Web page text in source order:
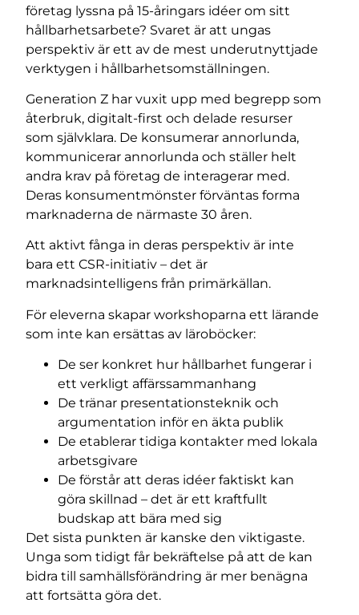
företag lyssna på 15-åringars idéer om sitt
hållbarhetsarbete? Svaret är att ungas
perspektiv är ett av de mest underutnyttjade
verktygen i hållbarhetsomställningen.
Generation Z har vuxit upp med begrepp som
återbruk, digitalt-first och delade resurser
som självklara. De konsumerar annorlunda,
kommunicerar annorlunda och ställer helt
andra krav på företag de interagerar med.
Deras konsumentmönster förväntas forma
marknaderna de närmaste 30 åren.
Att aktivt fånga in deras perspektiv är inte
bara ett CSR-initiativ – det är
marknadsintelligens från primärkällan.
För eleverna skapar workshoparna ett lärande
som inte kan ersättas av läroböcker:
De ser konkret hur hållbarhet fungerar i
ett verkligt affärssammanhang
De tränar presentationsteknik och
argumentation inför en äkta publik
De etablerar tidiga kontakter med lokala
arbetsgivare
De förstår att deras idéer faktiskt kan
göra skillnad – det är ett kraftfullt
budskap att bära med sig
Det sista punkten är kanske den viktigaste.
Unga som tidigt får bekräftelse på att de kan
bidra till samhällsförändring är mer benägna
att fortsätta göra det.